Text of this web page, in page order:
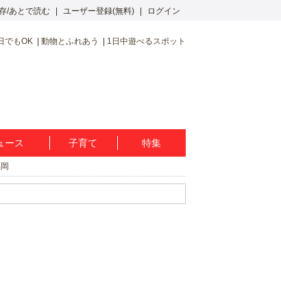
/あとで読む ユーザー登録(無料) ログイン
でもOK 動物とふれあう 1日中遊べるスポット
ース 子育て 特集